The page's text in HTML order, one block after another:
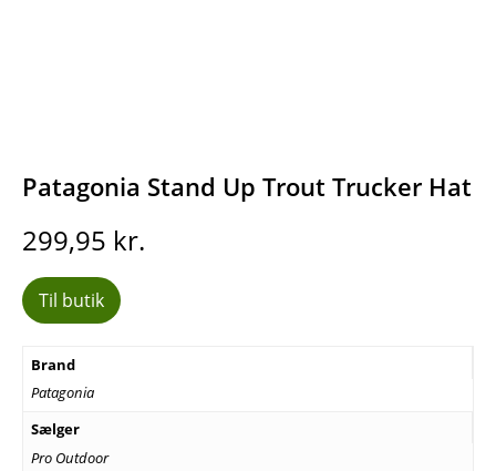
Patagonia Stand Up Trout Trucker Hat
299,95 kr.
Til butik
Brand
Patagonia
Sælger
Pro Outdoor